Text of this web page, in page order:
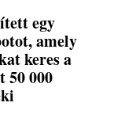
egy
amely
keres a
50 000